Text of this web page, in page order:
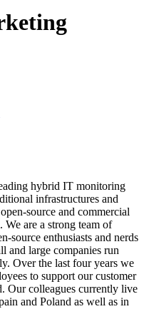
hybrid IT monitoring
infrastructures and
source and commercial
are a strong team of
source enthusiasts and nerds
and large companies run
Over the last four years we
to support our customer
Our colleagues currently live
and Poland as well as in